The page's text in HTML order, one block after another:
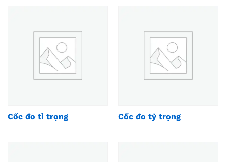
Cốc đo tỉ trọng Cốc đo tỷ trọng